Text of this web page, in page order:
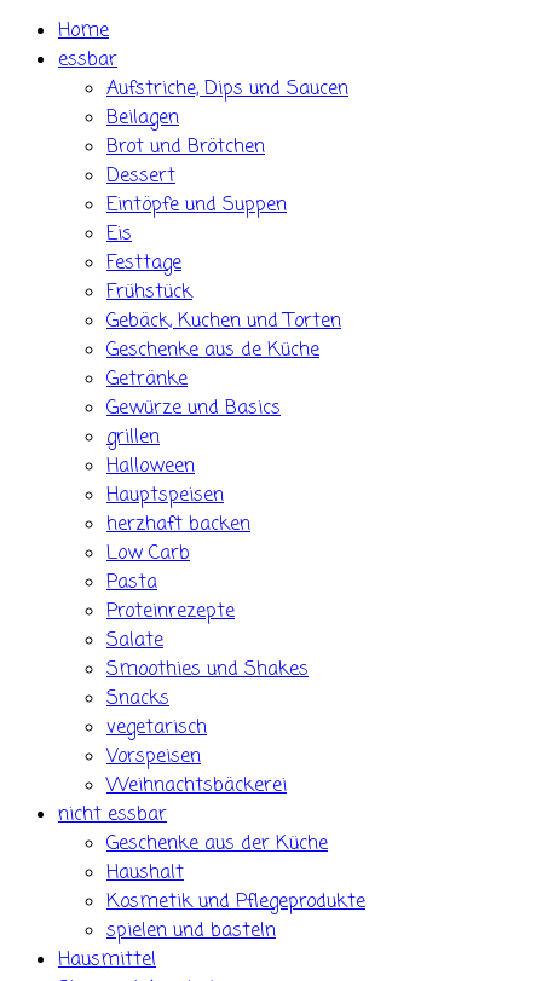
Home
essbar
Aufstriche, Dips und Saucen
Beilagen
Brot und Brötchen
Dessert
Eintöpfe und Suppen
Eis
Festtage
Frühstück
Gebäck, Kuchen und Torten
Geschenke aus de Küche
Getränke
Gewürze und Basics
grillen
Halloween
Hauptspeisen
herzhaft backen
Low Carb
Pasta
Proteinrezepte
Salate
Smoothies und Shakes
Snacks
vegetarisch
Vorspeisen
Weihnachtsbäckerei
nicht essbar
Geschenke aus der Küche
Haushalt
Kosmetik und Pflegeprodukte
spielen und basteln
Hausmittel